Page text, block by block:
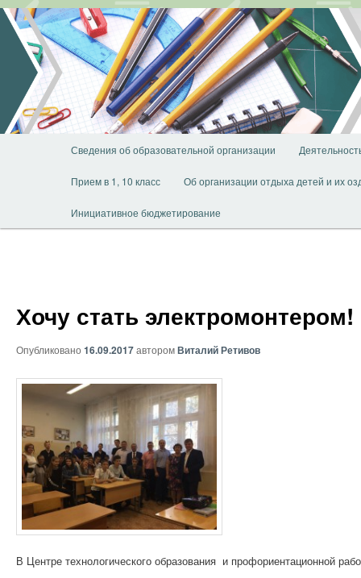
Перейти
основному
содержимому
Сведения об образовательной организации
Прием в 1, 10 класс Об организации отдыха детей и их
Инициативное бюджетирование
Хочу стать электромонтером!
Опубликовано 16.09.2017авторомВиталий Ретивов
В Центре технологического образования и профориентационной